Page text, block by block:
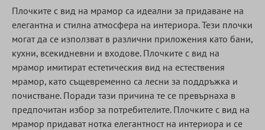
Плочките с вид на мрамор са идеални за придаване на
елегантна и стилна атмосфера на интериора. Тези плочки
могат да се използват в различни приложения като бани,
кухни, всекидневни и входове. Плочките с вид на
мрамор имитират естетическия вид на естествения
мрамор, като същевременно са лесни за поддръжка и
почистване. Поради тази причина те се превърнаха в
предпочитан избор за потребителите. Плочките с вид на
мрамор придават нотка елегантност на интериора и се